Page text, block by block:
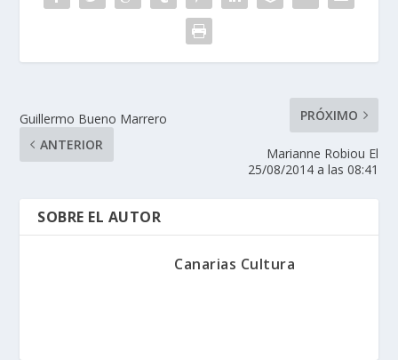
Guillermo Bueno Marrero
ANTERIOR
PRÓXIMO
Marianne Robiou El
25/08/2014 a las 08:41
SOBRE EL AUTOR
Canarias Cultura